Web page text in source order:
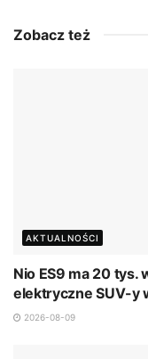
Zobacz też
AKTUALNOŚCI
Nio ES9 ma 20 tys.
elektryczne SUV-y
2026-08-09